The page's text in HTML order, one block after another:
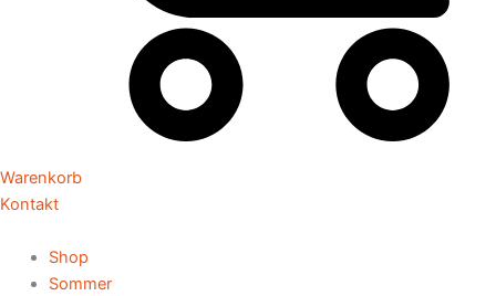
Warenkorb
Kontakt
Shop
Sommer